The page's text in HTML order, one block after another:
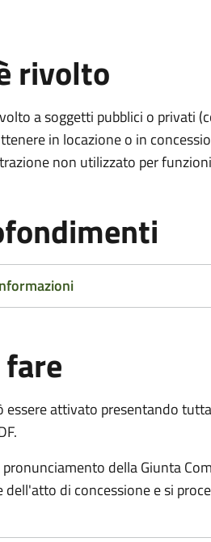
rivolto
a soggetti pubblici o privati
in locazione o in
non utilizzato per
essere attivato presentando
della Giunta
dell'atto di concessione e si